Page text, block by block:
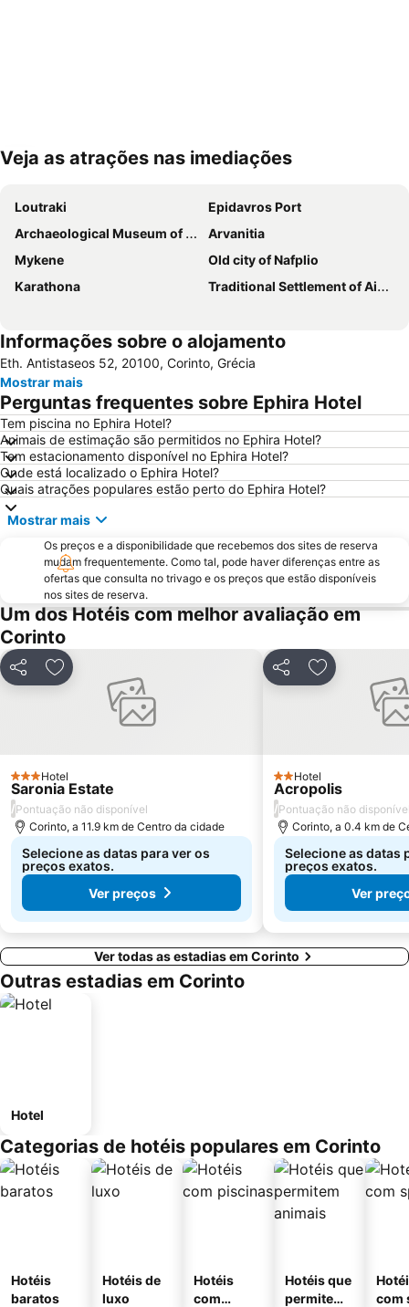
Ampliar mapa
Veja as atrações nas imediações
Loutraki
Epidavros Port
Archaeological Museum of Nauplion
Arvanitia
Mykene
Old city of Nafplio
Karathona
Traditional Settlement of Aigina
Informações sobre o alojamento
Eth. Antistaseos 52, 20100, Corinto, Grécia
Mostrar mais
Perguntas frequentes sobre Ephira Hotel
Tem piscina no Ephira Hotel?
Animais de estimação são permitidos no Ephira Hotel?
Tem estacionamento disponível no Ephira Hotel?
Onde está localizado o Ephira Hotel?
Quais atrações populares estão perto do Ephira Hotel?
Mostrar mais
Os preços e a disponibilidade que recebemos dos sites de reserva
mudam frequentemente. Como tal, pode haver diferenças entre as
ofertas que consulta no trivago e os preços que estão disponíveis
nos sites de reserva.
Um dos Hotéis com melhor avaliação em
Corinto
PartilharAdicionar aos favoritos
3 Estrelas
Hotel
Saronia Estate
/Pontuação não disponível
Corinto, a 11.9 km de Centro da cidade
Selecione as datas para ver os
preços exatos.
Ver preços
PartilharAdicionar
2 Estrelas
Hotel
Acropolis
/Pontuação não
Corinto, a 0.4 km de
Selecione as datas
preços exatos.
Ver
Ver todas as estadias em Corinto
Outras estadias em Corinto
Hotel
Categorias de hotéis populares em Corinto
Hotéis
baratos
Hotéis de
luxo
Hotéis
com
Hotéis que
permitem
com